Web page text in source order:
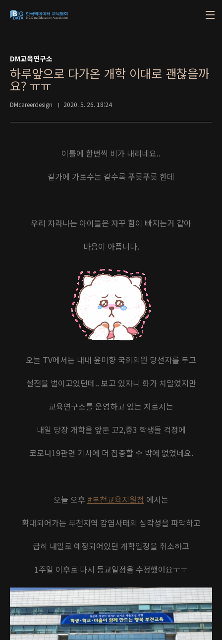
DM교육연구소
하루앞으로 다가온 개학 이대로 괜찮을까
요? ㅠㅠ
DMcareerdesign 2020. 5. 26. 18:24
이틀에 한번씩 비가 내리네요..
길가에 가로수는 갈수록 푸릇푸릇 한데
우리 자라나는 아이들은 자꾸 힘이 빠지는거 같아
마음이 아픕니다.
오늘 TV에서는 내내 윤미향 국회의원 당선자를 두고
설전을 벌이고있던데.. 보고 있자니 화가 치밀었지만
교육연구소를 운영하고 있는 저로서는
내일 당장 개학을 앞둔 고2,중3 학생들 걱정에
코로나19관련 기사에 더 집중할 수 밖에 없었네요.
오늘 오후 #부천교육지원청 에서는
확대되어가는 부천지역 감염사태의 심각성을 파악하고
급히 내일로 예정되어있던 개학일정을 취소하고
1주일 이후로 다시 등교일정을 수정했어요ㅜㅜ